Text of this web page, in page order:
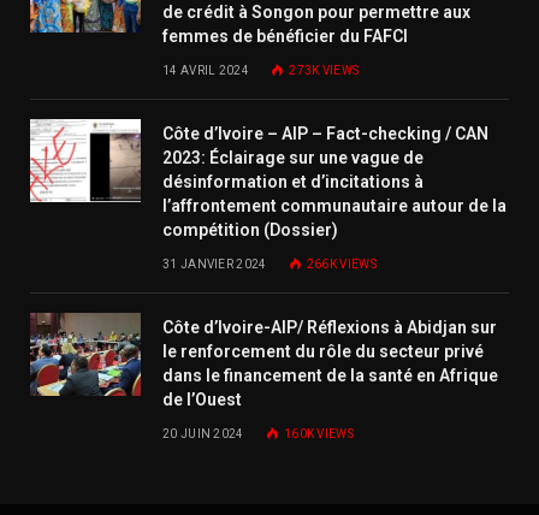
de crédit à Songon pour permettre aux
femmes de bénéficier du FAFCI
14 AVRIL 2024 273K VIEWS
Côte d’Ivoire – AIP – Fact-checking / CAN
2023: Éclairage sur une vague de
désinformation et d’incitations à
l’affrontement communautaire autour de la
compétition (Dossier)
31 JANVIER 2024 266KVIEWS
Côte d’Ivoire-AIP/ Réflexions à Abidjan sur
le renforcement du rôle du secteur privé
dans le financement de la santé en Afrique
de l’Ouest
20 JUIN 2024 160KVIEWS